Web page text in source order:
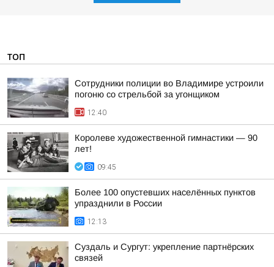
ТОП
Сотрудники полиции во Владимире устроили
погоню со стрельбой за угонщиком
12:40
Королеве художественной гимнастики — 90
лет!
09:45
Более 100 опустевших населённых пунктов
упразднили в России
12:13
Суздаль и Сургут: укрепление партнёрских
связей